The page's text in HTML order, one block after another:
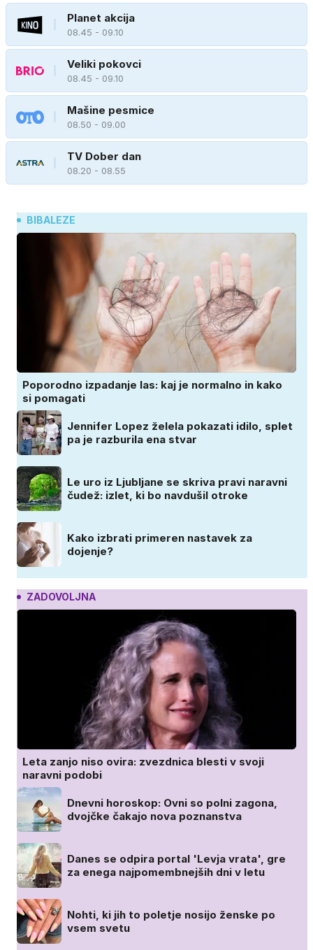
Planet akcija
08.45 - 09.10
Veliki pokovci
08.45 - 09.10
Mašine pesmice
08.50 - 09.00
TV Dober dan
08.20 - 08.55
BIBALEZE
Poporodno izpadanje las: kaj je normalno in kako
si pomagati
Jennifer Lopez želela pokazati idilo, splet
pa je razburila ena stvar
Le uro iz Ljubljane se skriva pravi naravni
čudež: izlet, ki bo navdušil otroke
Kako izbrati primeren nastavek za
dojenje?
ZADOVOLJNA
Leta zanjo niso ovira: zvezdnica blesti v svoji
naravni podobi
Dnevni horoskop: Ovni so polni zagona,
dvojčke čakajo nova poznanstva
Danes se odpira portal 'Levja vrata', gre
za enega najpomembnejših dni v letu
Nohti, ki jih to poletje nosijo ženske po
vsem svetu